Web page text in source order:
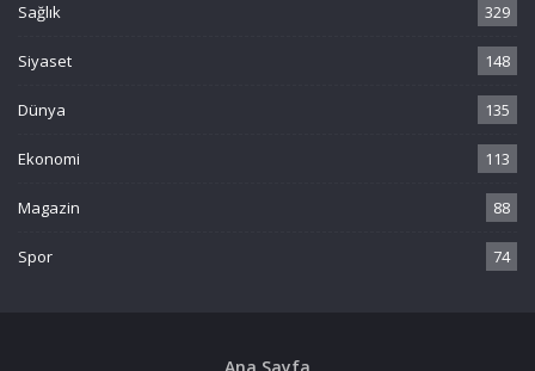
Sağlık 329
Siyaset 148
Dünya 135
Ekonomi 113
Magazin 88
Spor 74
Ana Sayfa